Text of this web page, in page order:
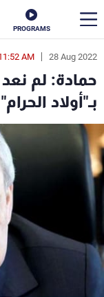
PROGRAMS
28 Aug 2022
AM
حمادة: لم نعد
بـ"أولاد الحرام"
en
الأخبار
سياسة
إقتصاد
منوعات
كأس العالم